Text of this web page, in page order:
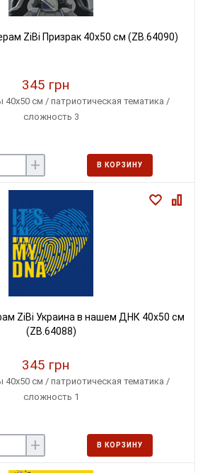
ZiBi Призрак 40х50 см (ZB.64090)
345 грн
40х50 см / патриотическая тематика /
сложность 3
+ В КОРЗИНУ
ZiBi Украина в нашем ДНК 40х50 см
(ZB.64088)
345 грн
40х50 см / патриотическая тематика /
сложность 1
+ В КОРЗИНУ